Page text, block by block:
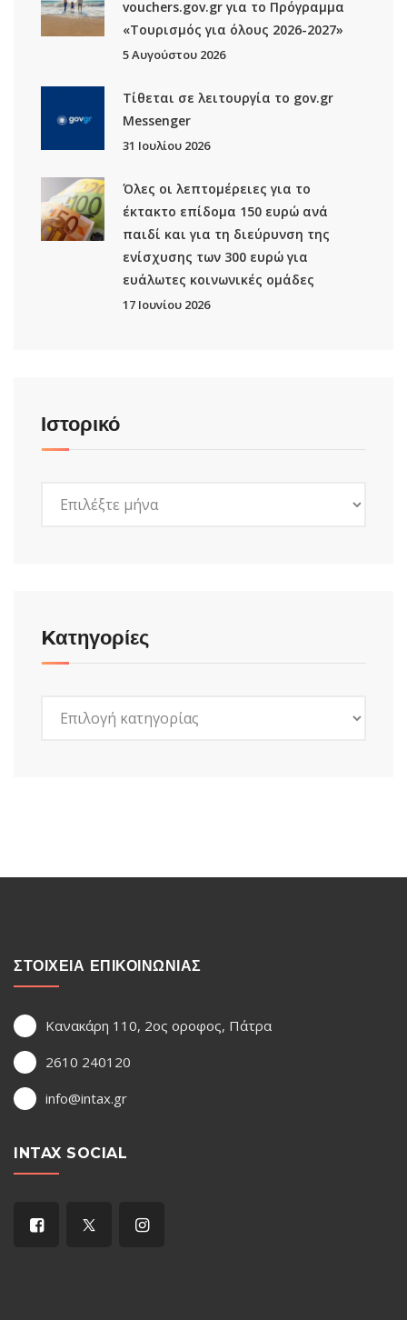
vouchers.gov.gr για το Πρόγραμμα
«Τουρισμός για όλους 2026-2027»
5 Αυγούστου 2026
Τίθεται σε λειτουργία το gov.gr
Μessenger
31 Ιουλίου 2026
Όλες οι λεπτομέρειες για το
έκτακτο επίδομα 150 ευρώ ανά
παιδί και για τη διεύρυνση της
ενίσχυσης των 300 ευρώ για
ευάλωτες κοινωνικές ομάδες
17 Ιουνίου 2026
Ιστορικό
Kατηγορίες
ΣΤΟΙΧΕΙΑ ΕΠΙΚΟΙΝΩΝΙΑΣ
Κανακάρη 110, 2ος οροφος, Πάτρα
2610 240120
info@intax.gr
INTAX SOCIAL